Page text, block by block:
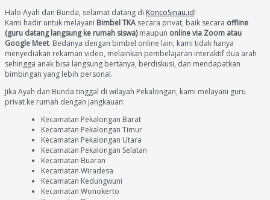
Halo Ayah dan Bunda, selamat datang di KoncoSinau.id!
Kami hadir untuk melayani Bimbel TKA secara privat, baik secara offline
(guru datang langsung ke rumah siswa)maupun online via Zoom atau
Google Meet. Bedanya dengan bimbel online lain, kami tidak hanya
menyediakan rekaman video, melainkan pembelajaran interaktif dua arah
sehingga anak bisa langsung bertanya, berdiskusi, dan mendapatkan
bimbingan yang lebih personal.
Jika Ayah dan Bunda tinggal di wilayah Pekalongan, kami melayani guru
privat ke rumah dengan jangkauan:
Kecamatan Pekalongan Barat
Kecamatan Pekalongan Timur
Kecamatan Pekalongan Utara
Kecamatan Pekalongan Selatan
Kecamatan Buaran
Kecamatan Wiradesa
Kecamatan Kedungwuni
Kecamatan Wonokerto